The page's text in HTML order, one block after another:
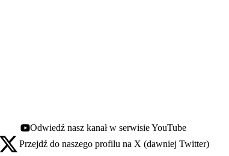
Youtube - otwiera się w nowej karcie
Odwiedź nasz kanał w serwisie YouTube
X - otwiera się w nowej karcie
Przejdź do naszego profilu na X (dawniej Twitter)